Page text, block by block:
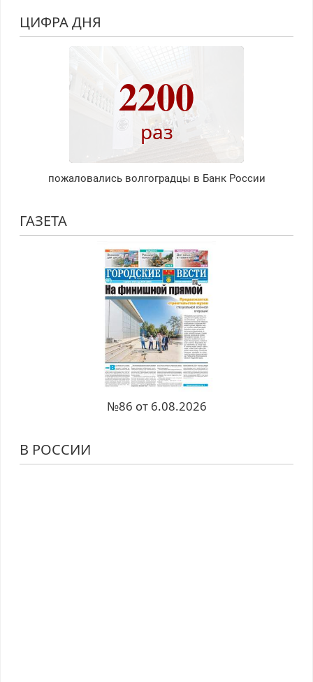
ЦИФРА ДНЯ
2200
раз
пожаловались волгоградцы в Банк России
ГАЗЕТА
№86 от 6.08.2026
В РОССИИ